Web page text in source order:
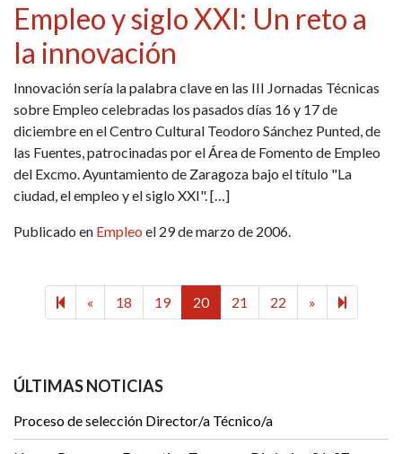
Empleo y siglo XXI: Un reto a
la innovación
Innovación sería la palabra clave en las III Jornadas Técnicas
sobre Empleo celebradas los pasados días 16 y 17 de
diciembre en el Centro Cultural Teodoro Sánchez Punted, de
las Fuentes, patrocinadas por el Área de Fomento de Empleo
del Excmo. Ayuntamiento de Zaragoza bajo el título "La
ciudad, el empleo y el siglo XXI". […]
Publicado en Empleo el 29 de marzo de 2006.
«Previous page
18 19 20 21 22 »Next page
23
ÚLTIMAS NOTICIAS
Proceso de selección Director/a Técnico/a